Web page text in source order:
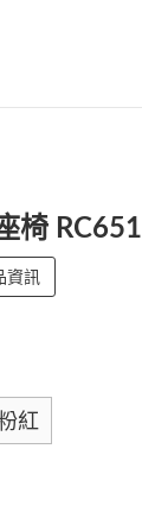
椅 RC651
資訊
紅